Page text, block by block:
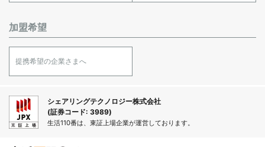
加盟希望
提携希望の企業さまへ
シェアリングテクノロジー株式会社
(証券コード: 3989)
生活110番は、東証上場企業が運営しております。